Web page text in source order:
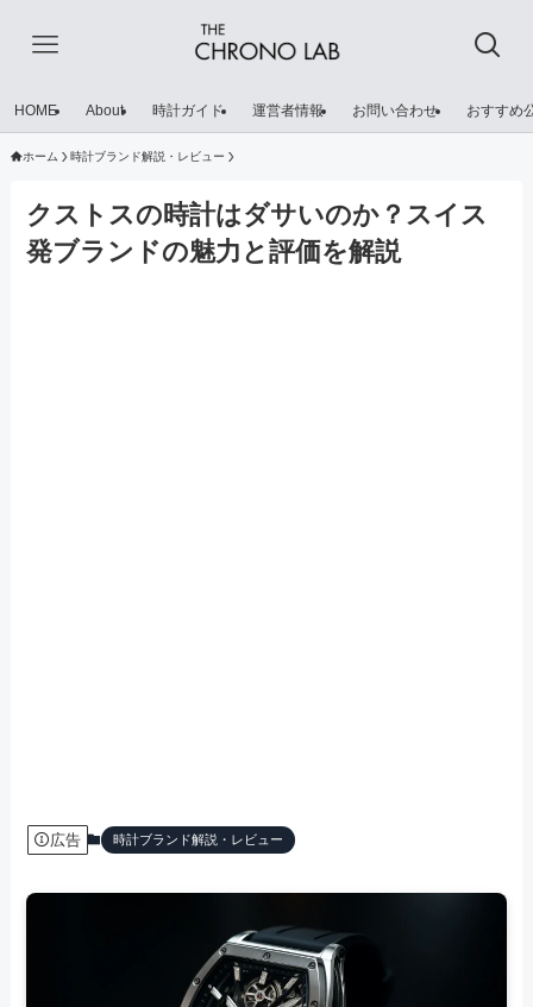
HOME About 時計ガイド 運営者情報 お問い合わせ おすすめ
ホーム 時計ブランド解説・レビュー
クストスの時計はダサいのか？スイス
発ブランドの魅力と評価を解説
広告 時計ブランド解説・レビュー